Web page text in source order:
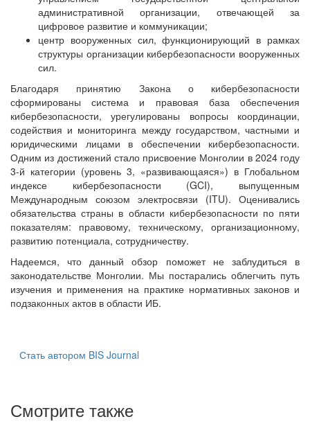
административной организации, отвечающей за
цифровое развитие и коммуникации;
центр вооруженных сил, функционирующий в рамках
структуры организации кибербезопасности вооруженных
сил.
Благодаря принятию Закона о кибербезопасности
сформированы система и правовая база обеспечения
кибербезопасности, урегулированы вопросы координации,
содействия и мониторинга между государством, частными и
юридическими лицами в обеспечении кибербезопасности.
Одним из достижений стало присвоение Монголии в 2024 году
3-й категории (уровень 3, «развивающаяся») в Глобальном
индексе кибербезопасности (GCI), выпущенным
Международным союзом электросвязи (ITU). Оценивались
обязательства страны в области кибербезопасности по пяти
показателям: правовому, техническому, организационному,
развитию потенциала, сотрудничеству.
Надеемся, что данный обзор поможет не заблудиться в
законодательстве Монголии. Мы постарались облегчить путь
изучения и применения на практике нормативных законов и
подзаконных актов в области ИБ.
Стать автором BIS Journal
Смотрите также